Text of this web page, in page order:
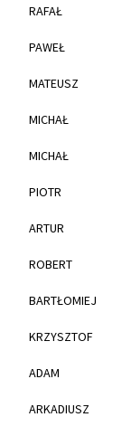
RAFAŁ
PAWEŁ
MATEUSZ
MICHAŁ
MICHAŁ
PIOTR
ARTUR
ROBERT
BARTŁOMIEJ
KRZYSZTOF
ADAM
ARKADIUSZ